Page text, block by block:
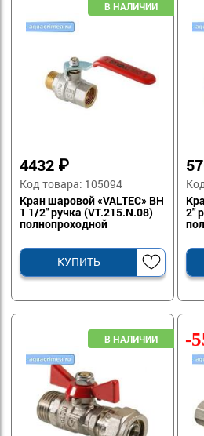
4432 ₽
Код товара: 105094
Кран шаровой «VALTEC» ВН
1 1/2" ручка (VT.215.N.08)
полнопроходной
КУПИТЬ
2"
-